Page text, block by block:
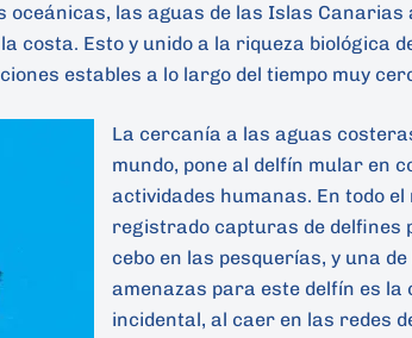
oceánicas, las aguas de las Islas
costa. Esto y unido a la riqueza biológica
estables a lo largo del tiempo muy
La cercanía a las aguas
mundo, pone al delfín mular en
actividades humanas. En todo el
registrado capturas de delfines
cebo en las pesquerías, y una
amenazas para este delfín es la
incidental, al caer en las redes